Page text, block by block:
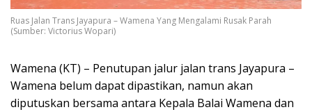
Ruas Jalan Trans Jayapura – Wamena Yang Mengalami Rusak Parah
(Sumber: Victorius Wopari)
Wamena (KT) – Penutupan jalur jalan trans Jayapura –
Wamena belum dapat dipastikan, namun akan
diputuskan bersama antara Kepala Balai Wamena dan